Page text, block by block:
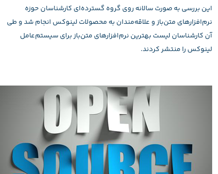
این بررسی به صورت سالانه روی گروه گسترده‌ای کارشناسان حوزه
نرم‌افزارهای متن‌باز و علاقه‌مندان به محصولات لینوکس انجام شد و طی
آن کارشناسان لیست بهترین نرم‌افزارهای متن‌باز برای سیستم‌عامل
لینوکس را منتشر کردند.